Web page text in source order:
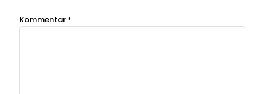
Kommentar *